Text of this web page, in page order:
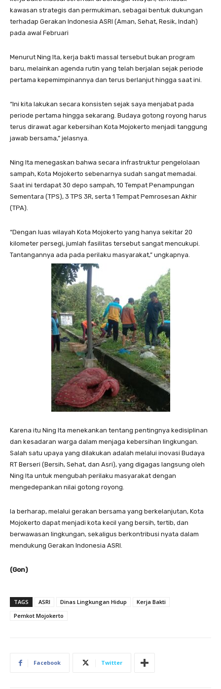
kawasan strategis dan permukiman, sebagai bentuk dukungan
terhadap Gerakan Indonesia ASRI (Aman, Sehat, Resik, Indah)
pada awal Februari
Menurut Ning Ita, kerja bakti massal tersebut bukan program
baru, melainkan agenda rutin yang telah berjalan sejak periode
pertama kepemimpinannya dan terus berlanjut hingga saat ini.
“Ini kita lakukan secara konsisten sejak saya menjabat pada
periode pertama hingga sekarang. Budaya gotong royong harus
terus dirawat agar kebersihan Kota Mojokerto menjadi tanggung
jawab bersama,” jelasnya.
Ning Ita menegaskan bahwa secara infrastruktur pengelolaan
sampah, Kota Mojokerto sebenarnya sudah sangat memadai.
Saat ini terdapat 30 depo sampah, 10 Tempat Penampungan
Sementara (TPS), 3 TPS 3R, serta 1 Tempat Pemrosesan Akhir
(TPA).
“Dengan luas wilayah Kota Mojokerto yang hanya sekitar 20
kilometer persegi, jumlah fasilitas tersebut sangat mencukupi.
Tantangannya ada pada perilaku masyarakat,” ungkapnya.
Karena itu Ning Ita menekankan tentang pentingnya kedisiplinan
dan kesadaran warga dalam menjaga kebersihan lingkungan.
Salah satu upaya yang dilakukan adalah melalui inovasi Budaya
RT Berseri (Bersih, Sehat, dan Asri), yang digagas langsung oleh
Ning Ita untuk mengubah perilaku masyarakat dengan
mengedepankan nilai gotong royong.
Ia berharap, melalui gerakan bersama yang berkelanjutan, Kota
Mojokerto dapat menjadi kota kecil yang bersih, tertib, dan
berwawasan lingkungan, sekaligus berkontribusi nyata dalam
mendukung Gerakan Indonesia ASRI.
(Gon)
TAGS ASRI Dinas Lingkungan Hidup
Kerja Bakti
Pemkot Mojokerto
Facebook Twitter